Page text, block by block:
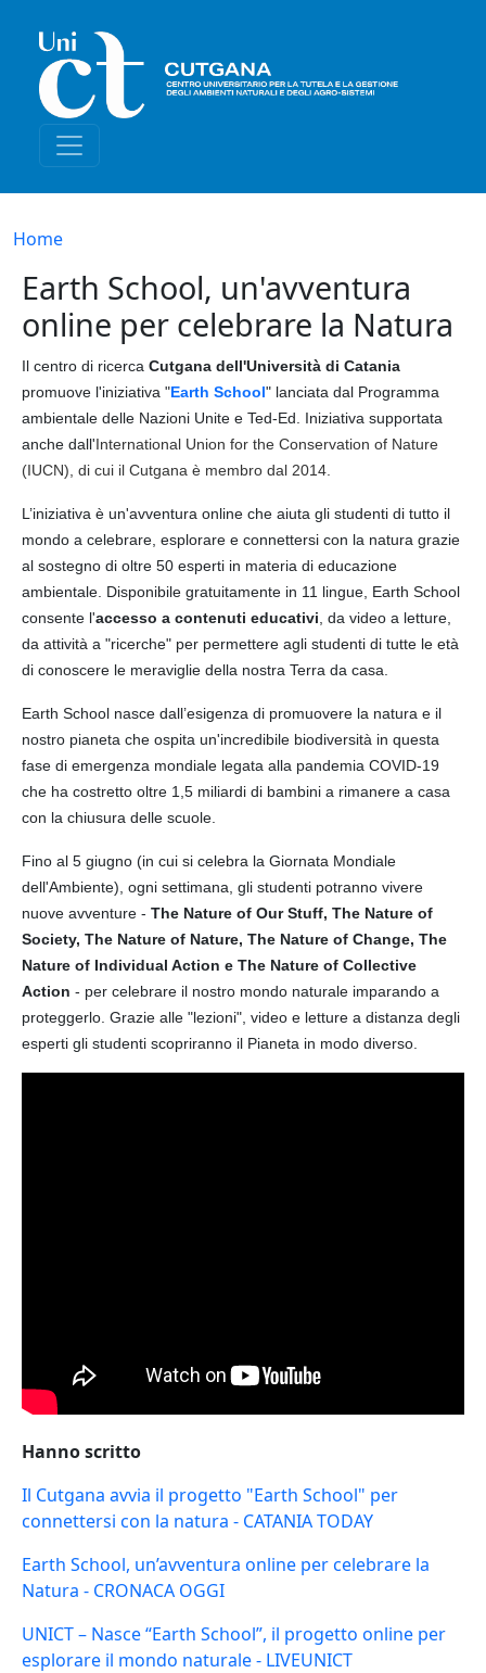
Briciole di pane
Home
Earth School, un'avventura
online per celebrare la Natura
Il centro di ricerca Cutgana dell'Università di Catania
promuove l'iniziativa "Earth School" lanciata dal Programma
ambientale delle Nazioni Unite e Ted-Ed. Iniziativa supportata
anche dall'International Union for the Conservation of Nature
(IUCN), di cui il Cutgana è membro dal 2014.
L’iniziativa è un'avventura online che aiuta gli studenti di tutto il
mondo a celebrare, esplorare e connettersi con la natura grazie
al sostegno di oltre 50 esperti in materia di educazione
ambientale. Disponibile gratuitamente in 11 lingue, Earth School
consente l'accesso a contenuti educativi , da video a letture,
da attività a "ricerche" per permettere agli studenti di tutte le età
di conoscere le meraviglie della nostra Terra da casa.
Earth School nasce dall’esigenza di promuovere la natura e il
nostro pianeta che ospita un'incredibile biodiversità in questa
fase di emergenza mondiale legata alla pandemia COVID-19
che ha costretto oltre 1,5 miliardi di bambini a rimanere a casa
con la chiusura delle scuole.
Fino al 5 giugno (in cui si celebra la Giornata Mondiale
dell'Ambiente), ogni settimana, gli studenti potranno vivere
nuove avventure - The Nature of Our Stuff, The Nature of
Society, The Nature of Nature, The Nature of Change, The
Nature of Individual Action e The Nature of Collective
Action - per celebrare il nostro mondo naturale imparando a
proteggerlo. Grazie alle "lezioni", video e letture a distanza degli
esperti gli studenti scopriranno il Pianeta in modo diverso.
Hanno scritto
Il Cutgana avvia il progetto "Earth School" per
connettersi con la natura - CATANIA TODAY
Earth School, un’avventura online per celebrare la
Natura - CRONACA OGGI
UNICT – Nasce “Earth School”, il progetto online per
esplorare il mondo naturale - LIVEUNICT